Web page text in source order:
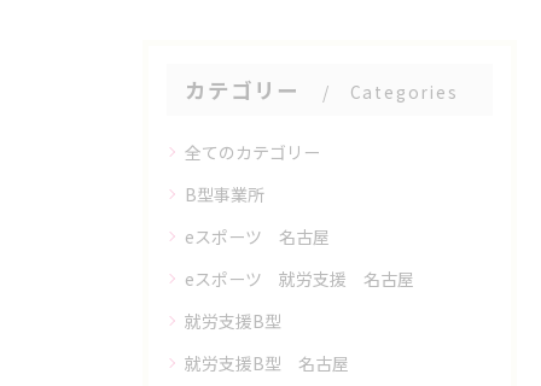
カテゴリー Categories
全てのカテゴリー
B型事業所
eスポーツ 名古屋
eスポーツ 就労支援 名古屋
就労支援B型
就労支援B型 名古屋